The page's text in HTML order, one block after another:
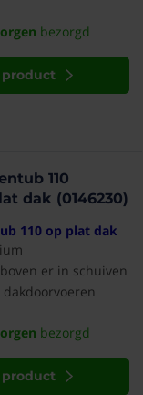
bezorgd
110
dak (0146230)
110 op plat dak
er in schuiven
bezorgd